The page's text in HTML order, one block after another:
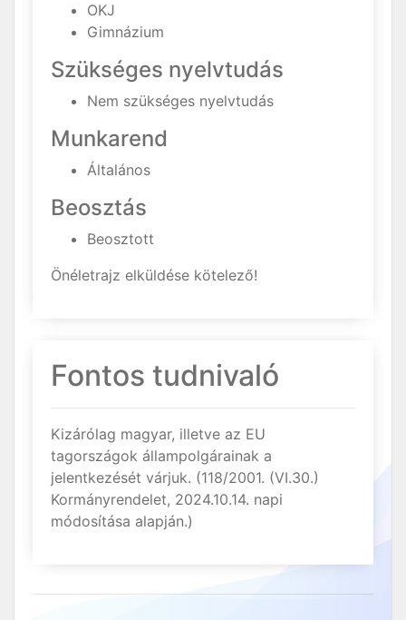
OKJ
Gimnázium
Szükséges nyelvtudás
Nem szükséges nyelvtudás
Munkarend
Általános
Beosztás
Beosztott
Önéletrajz elküldése kötelező!
Fontos tudnivaló
Kizárólag magyar, illetve az EU
tagországok állampolgárainak a
jelentkezését várjuk. (118/2001. (VI.30.)
Kormányrendelet, 2024.10.14. napi
módosítása alapján.)